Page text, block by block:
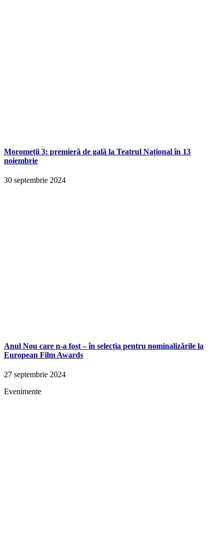
Moromeții 3: premieră de gală la Teatrul Național în 13
noiembrie
30 septembrie 2024
Anul Nou care n-a fost – în selecția pentru nominalizările la
European Film Awards
27 septembrie 2024
Evenimente